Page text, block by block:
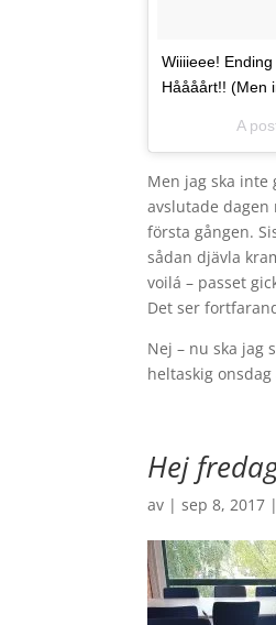
Wiiiieee!
Håååårt!! (Men
A
Men jag ska inte
avslutade
första gången.
sådan djävla
voilá – passet
Det ser
Nej – nu ska jag
heltaskig onsdag
Hej
av |sep 8, 2017